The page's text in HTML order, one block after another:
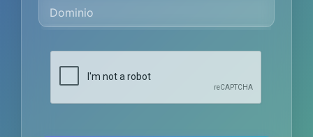
Dominio